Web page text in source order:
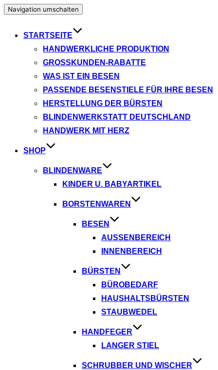
Navigation umschalten
STARTSEITE
HANDWERKLICHE PRODUKTION
GROSSKUNDEN-RABATTE
WAS IST EIN BESEN
PASSENDE BESENSTIELE FÜR IHRE BESEN
HERSTELLUNG DER BÜRSTEN
BLINDENWERKSTATT DEUTSCHLAND
HANDWERK MIT HERZ
SHOP
BLINDENWARE
KINDER U. BABYARTIKEL
BORSTENWAREN
BESEN
AUSSENBEREICH
INNENBEREICH
BÜRSTEN
BÜROBEDARF
HAUSHALTSBÜRSTEN
STAUBWEDEL
HANDFEGER
LANGER STIEL
SCHRUBBER UND WISCHER